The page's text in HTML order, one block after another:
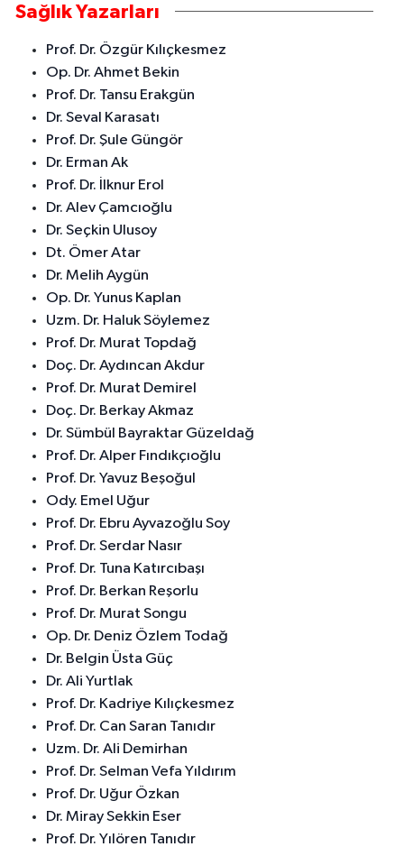
Sağlık Yazarları
Prof. Dr. Özgür Kılıçkesmez
Op. Dr. Ahmet Bekin
Prof. Dr. Tansu Erakgün
Dr. Seval Karasatı
Prof. Dr. Şule Güngör
Dr. Erman Ak
Prof. Dr. İlknur Erol
Dr. Alev Çamcıoğlu
Dr. Seçkin Ulusoy
Dt. Ömer Atar
Dr. Melih Aygün
Op. Dr. Yunus Kaplan
Uzm. Dr. Haluk Söylemez
Prof. Dr. Murat Topdağ
Doç. Dr. Aydıncan Akdur
Prof. Dr. Murat Demirel
Doç. Dr. Berkay Akmaz
Dr. Sümbül Bayraktar Güzeldağ
Prof. Dr. Alper Fındıkçıoğlu
Prof. Dr. Yavuz Beşoğul
Ody. Emel Uğur
Prof. Dr. Ebru Ayvazoğlu Soy
Prof. Dr. Serdar Nasır
Prof. Dr. Tuna Katırcıbaşı
Prof. Dr. Berkan Reşorlu
Prof. Dr. Murat Songu
Op. Dr. Deniz Özlem Todağ
Dr. Belgin Üsta Güç
Dr. Ali Yurtlak
Prof. Dr. Kadriye Kılıçkesmez
Prof. Dr. Can Saran Tanıdır
Uzm. Dr. Ali Demirhan
Prof. Dr. Selman Vefa Yıldırım
Prof. Dr. Uğur Özkan
Dr. Miray Sekkin Eser
Prof. Dr. Yılören Tanıdır